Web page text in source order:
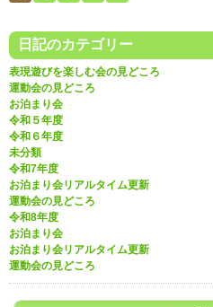
日記のカテゴリー
表現遊びを楽しむ会の見どころ
運動会の見どころ
お泊まり会
令和５年度
令和６年度
未分類
令和7年度
お泊まり会リアルタイム更新
運動会の見どころ
令和8年度
お泊まり会
お泊まり会リアルタイム更新
運動会の見どころ